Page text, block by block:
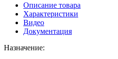
Описание товара
Характеристики
Видео
Документация
Назначение: